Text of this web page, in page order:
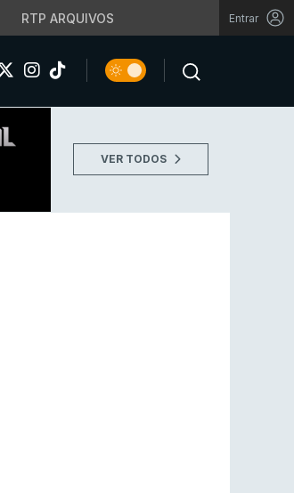
RTP ARQUIVOS Entrar
VER TODOS